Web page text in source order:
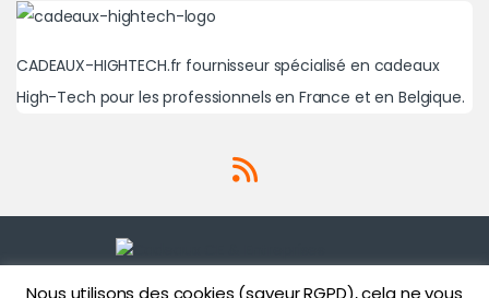
CADEAUX-HIGHTECH.fr fournisseur spécialisé en cadeaux
High-Tech pour les professionnels en France et en Belgique.
Nous utilisons des cookies (saveur RGPD), cela ne vous